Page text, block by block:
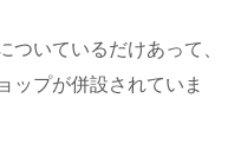
ついているだけあって、
ップが併設されていま